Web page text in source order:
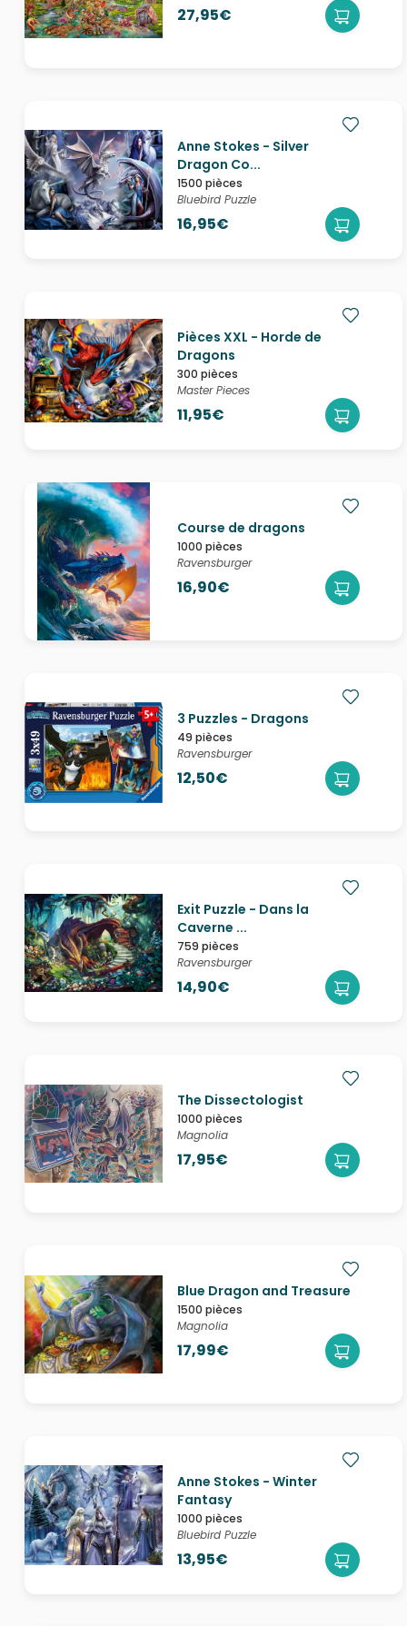
27,95€
Anne Stokes - Silver
Dragon Co...
1500 pièces
Bluebird Puzzle
16,95€
Pièces XXL - Horde de
Dragons
300 pièces
Master Pieces
11,95€
Course de dragons
1000 pièces
Ravensburger
16,90€
3 Puzzles - Dragons
49 pièces
Ravensburger
12,50€
Exit Puzzle - Dans la
Caverne ...
759 pièces
Ravensburger
14,90€
The Dissectologist
1000 pièces
Magnolia
17,95€
Blue Dragon and Treasure
1500 pièces
Magnolia
17,99€
Anne Stokes - Winter
Fantasy
1000 pièces
Bluebird Puzzle
13,95€